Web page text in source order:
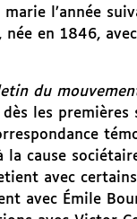
l’année
née en 1846,
du
les premières
cause
avec
avec Émile